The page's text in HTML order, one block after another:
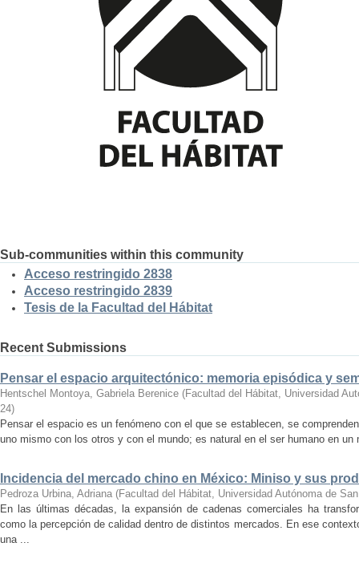
Sub-communities within this community
Acceso restringido 2838
Acceso restringido 2839
Tesis de la Facultad del Hábitat
Recent Submissions
Pensar el espacio arquitectónico: memoria episódica y
Hentschel Montoya, Gabriela Berenice (Facultad del Hábitat, Universidad
24)
Pensar el espacio es un fenómeno con el que se establecen, se
uno mismo con los otros y con el mundo; es natural en el ser humano en
Incidencia del mercado chino en México: Miniso y sus
Pedroza Urbina, Adriana (Facultad del Hábitat, Universidad Autónoma de
En las últimas décadas, la expansión de cadenas comerciales ha
como la percepción de calidad dentro de distintos mercados. En ese
una ...